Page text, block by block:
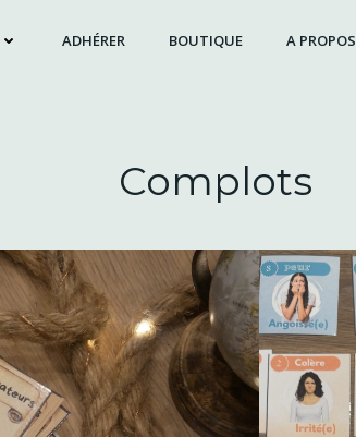
ADHÉRER BOUTIQUE A PROPOS
Complots